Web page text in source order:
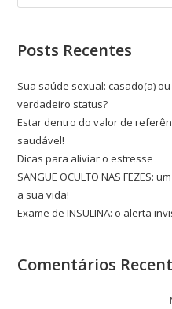
Posts Recentes
Sua saúde sexual: casado(a)
verdadeiro status?
Estar dentro do valor de
saudável!
Dicas para aliviar o estresse
SANGUE OCULTO NAS FEZES:
a sua vida!
Exame de INSULINA: o alerta
Comentários